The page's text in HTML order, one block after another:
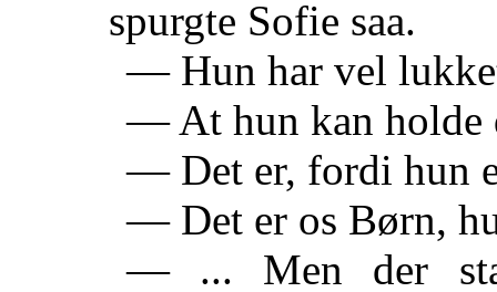
spurgte Sofie saa.
— Hun har vel
— At hun kan holde
— Det er, fordi hun
— Det er os Børn,
— ... Men der